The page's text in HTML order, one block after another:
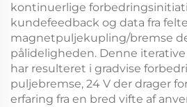
kontinuerlige
kundefeedback og data fra
magnetpuljekupling/bremse
pålideligheden. Denne
har resulteret i gradvise
puljebremse, 24 V der drager
erfaring fra en bred vifte af